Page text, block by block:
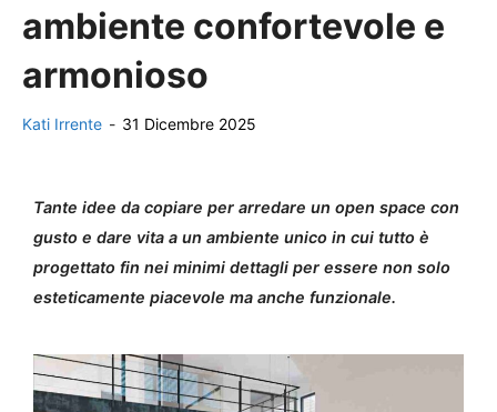
ambiente confortevole e
armonioso
Kati Irrente - 31 Dicembre 2025
Tante idee da copiare per arredare un open space con
gusto e dare vita a un ambiente unico in cui tutto è
progettato fin nei minimi dettagli per essere non solo
esteticamente piacevole ma anche funzionale.